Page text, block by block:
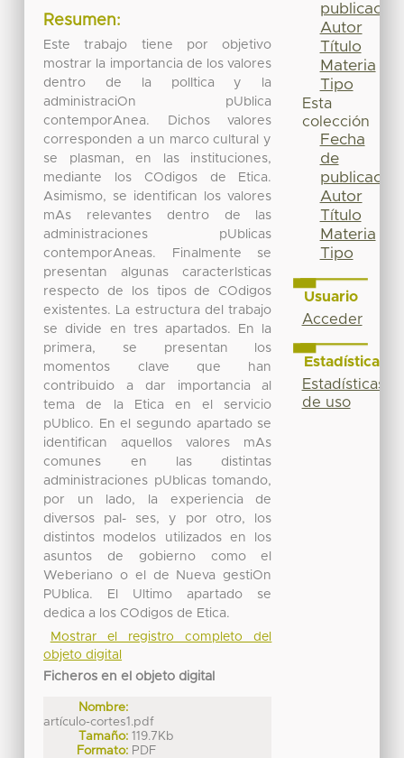
Resumen:
Este trabajo tiene por objetivo
mostrar la importancia de los valores
dentro de la polItica y la
administraciOn pUblica
contemporAnea. Dichos valores
corresponden a un marco cultural y
se plasman, en las instituciones,
mediante los COdigos de Etica.
Asimismo, se identifican los valores
mAs relevantes dentro de las
administraciones pUblicas
contemporAneas. Finalmente se
presentan algunas caracterIsticas
respecto de los tipos de COdigos
existentes. La estructura del trabajo
se divide en tres apartados. En la
primera, se presentan los
momentos clave que han
contribuido a dar importancia al
tema de la Etica en el servicio
pUblico. En el segundo apartado se
identifican aquellos valores mAs
comunes en las distintas
administraciones pUblicas tomando,
por un lado, la experiencia de
diversos paI- ses, y por otro, los
distintos modelos utilizados en los
asuntos de gobierno como el
Weberiano o el de Nueva gestiOn
PUblica. El Ultimo apartado se
dedica a los COdigos de Etica.
Mostrar el registro completo del
objeto digital
Ficheros en el objeto digital
Nombre:
artículo-cortes1.pdf
Tamaño: 119.7Kb
Formato: PDF
publicación
Autor
Título
Materia
Tipo
Esta
colección
Fecha
de
publicación
Autor
Título
Materia
Tipo
Usuario
Acceder
Estadísticas
Estadísticas
de uso